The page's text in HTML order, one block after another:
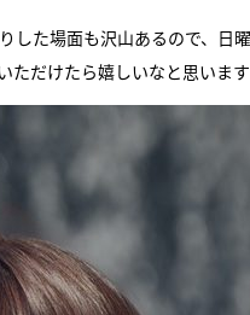
した場面も沢山あるので、日
だけたら嬉しいなと思います